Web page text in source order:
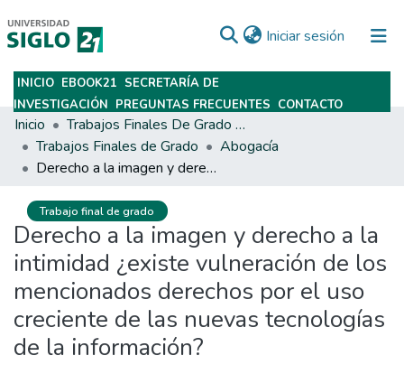
Iniciar sesión (current)
Subir
INICIO EBOOK21 SECRETARÍA DE
INVESTIGACIÓN PREGUNTAS FRECUENTES CONTACTO
Inicio
Trabajos Finales De Grado Y Posgrado
Trabajos Finales de Grado
Abogacía
Derecho a la imagen y derecho a la intimidad ¿existe vulneración de los mencionados derechos por el uso creciente de las nuevas tecnologías de la información?
Trabajo final de grado
Derecho a la imagen y derecho a la
intimidad ¿existe vulneración de los
mencionados derechos por el uso
creciente de las nuevas tecnologías
de la información?